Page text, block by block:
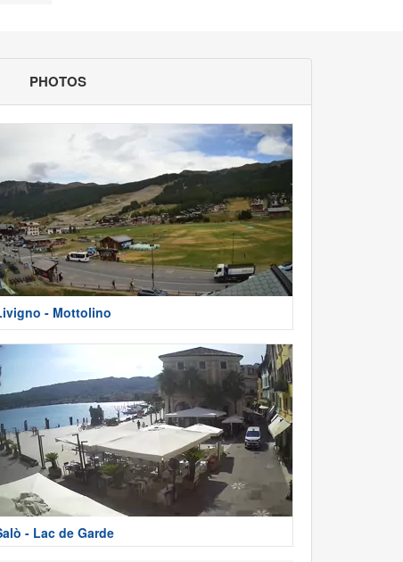
PHOTOS
- Mottolino
- Lac de Garde